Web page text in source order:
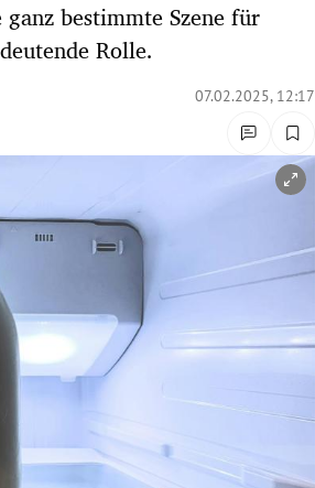
bestimmte Szene für
Rolle.
07.02.2025, 12:17